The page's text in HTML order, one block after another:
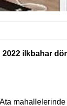
ilkbahar